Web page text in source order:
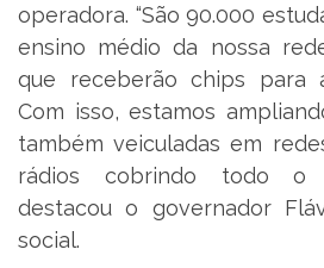
operadora. “São 90.000
ensino médio da nossa
que receberão chips para
Com isso, estamos
também veiculadas em
rádios cobrindo todo o
destacou o governador
social.